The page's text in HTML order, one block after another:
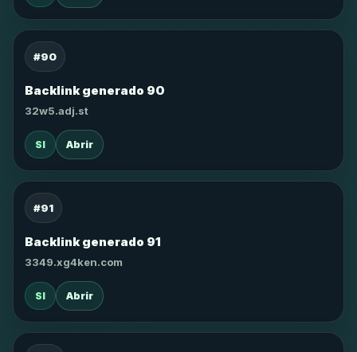
#90
Backlink generado 90
32w5.adj.st
SI Abrir
#91
Backlink generado 91
3349.xg4ken.com
SI Abrir